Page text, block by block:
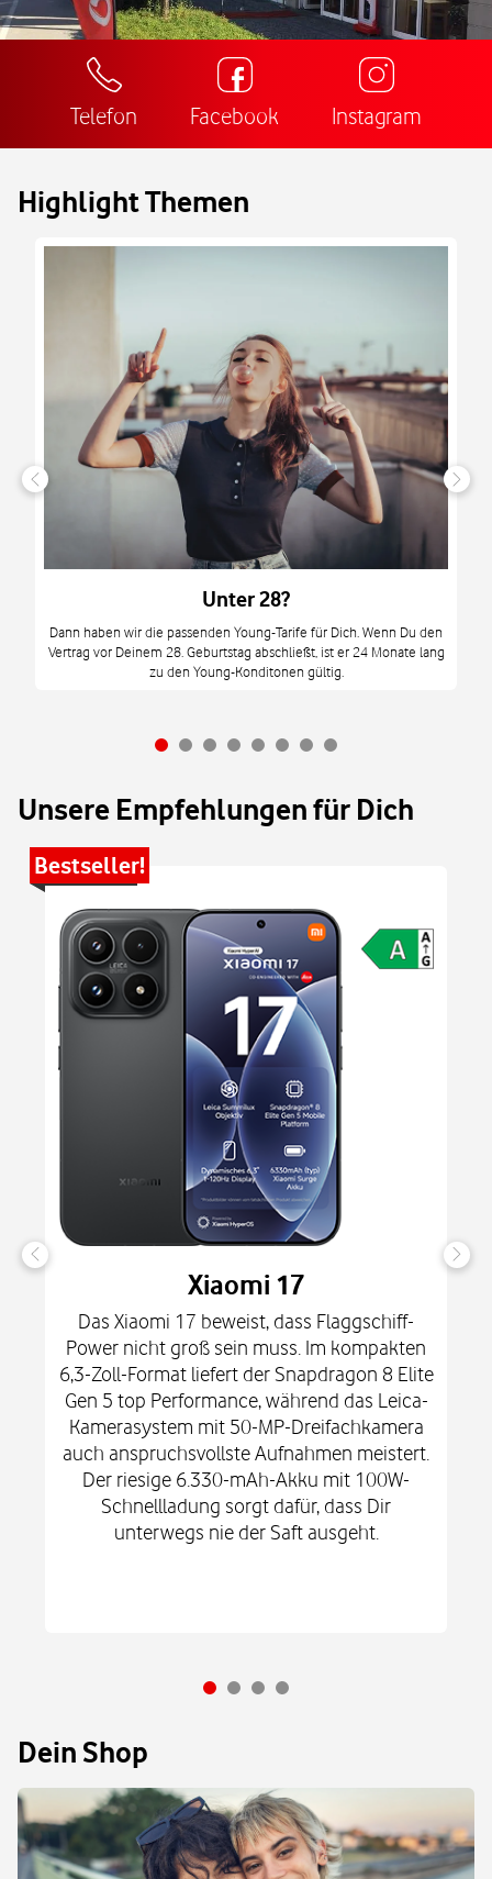
Telefon Facebook Instagram
Highlight Themen
Unter 28?
Dann haben wir die passenden Young-Tarife für Dich. Wenn Du den
Vertrag vor Deinem 28. Geburtstag abschließt, ist er 24 Monate lang
zu den Young-Konditonen gültig.
Unsere Empfehlungen für Dich
Bestseller!
Xiaomi 17
Das Xiaomi 17 beweist, dass Flaggschiff-
Power nicht groß sein muss. Im kompakten
6,3-Zoll-Format liefert der Snapdragon 8 Elite
Gen 5 top Performance, während das Leica-
Kamerasystem mit 50-MP-Dreifachkamera
auch anspruchsvollste Aufnahmen meistert.
Der riesige 6.330-mAh-Akku mit 100W-
Schnellladung sorgt dafür, dass Dir
unterwegs nie der Saft ausgeht.
Dein Shop